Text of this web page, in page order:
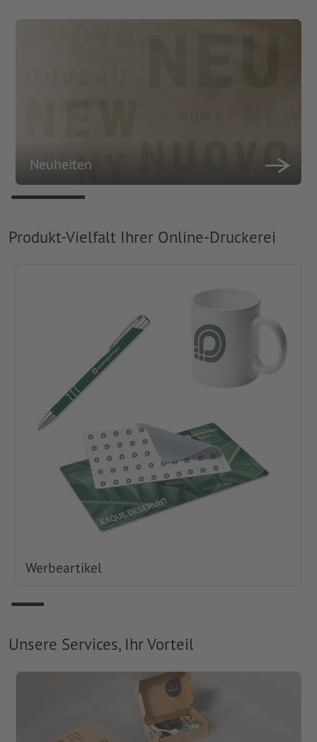
Neuheiten
Produkt-Vielfalt Ihrer Online-Druckerei
Werbeartikel
Unsere Services, Ihr Vorteil